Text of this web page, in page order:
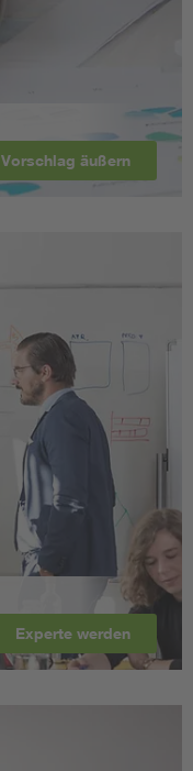
Vorschlag äußern
Experte werden